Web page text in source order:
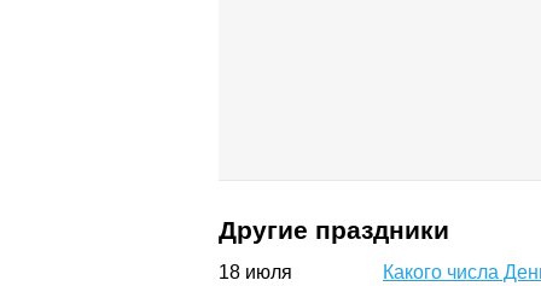
Другие праздники
18 июля
Какого числа